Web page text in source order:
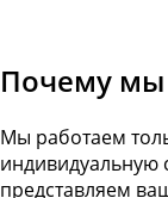
Почему мы
Мы работаем
индивидуальную
представляем